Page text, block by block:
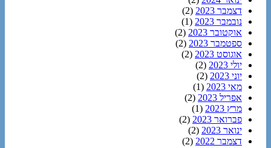
דצמבר 2023
(2)
נובמבר 2023
(1)
אוקטובר 2023
(2)
ספטמבר 2023
(2)
אוגוסט 2023
(2)
יולי 2023
(2)
יוני 2023
(2)
מאי 2023
(1)
אפריל 2023
(2)
מרץ 2023
(1)
פברואר 2023
(2)
ינואר 2023
(2)
דצמבר 2022
(2)